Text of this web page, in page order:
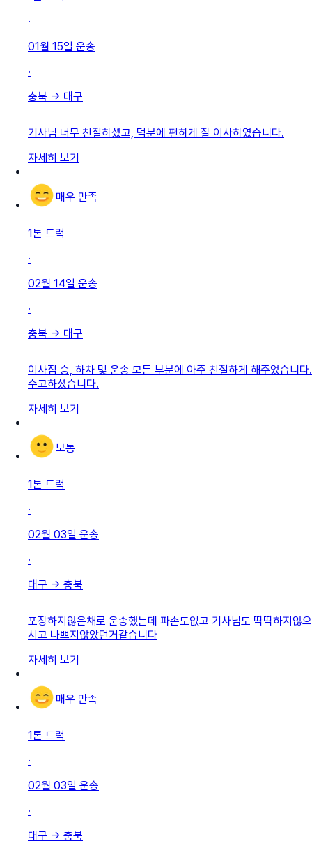
·
01월 15일 운송
·
충북 → 대구
기사님 너무 친절하셨고, 덕분에 편하게 잘 이사하였습니다.
자세히 보기
매우 만족
1톤 트럭
·
02월 14일 운송
·
충북 → 대구
이사짐 승, 하차 및 운송 모든 부분에 아주 친절하게 해주었습니다.
수고하셨습니다.
자세히 보기
보통
1톤 트럭
·
02월 03일 운송
·
대구 → 충북
포장하지않은채로 운송했는데 파손도없고 기사님도 딱딱하지않으
시고 나쁘지않았던거같습니다
자세히 보기
매우 만족
1톤 트럭
·
02월 03일 운송
·
대구 → 충북